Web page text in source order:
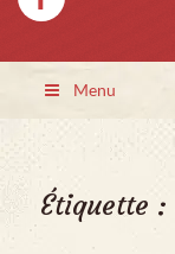
Menu
Étiquette :